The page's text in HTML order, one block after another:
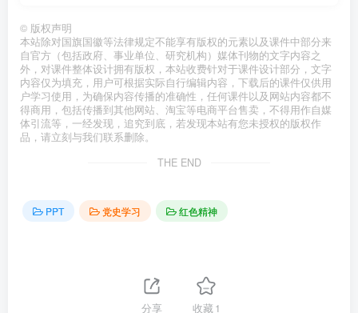
© 版权声明
本站除对国旗国徽等法律规定不能享有版权的元素以及课件中部分来
自官方（包括政府、事业单位、研究机构）媒体刊物的文字内容之
外，对课件整体设计拥有版权，本站收费针对于课件设计部分，文字
内容仅为填充，用户可根据实际自行编辑内容，下载后的课件仅供用
户学习使用，为确保内容传播的准确性，任何课件以及网站内容都不
得商用，包括传播到其他网站、淘宝等电商平台售卖，不得用作自媒
体引流等，一经发现，追究到底，若发现本站有您未授权的版权作
品，请立刻与我们联系删除。
THE END
PPT 党史学习 红色精神
分享 收藏1